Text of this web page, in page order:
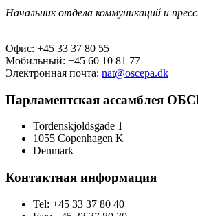
Начальник отдела коммуникаций и
Офис: +45 33 37 80 55
Мобильный: +45 60 10 81 77
Электронная почта: nat@oscepa.dk
Парламентская ассамблея
Tordenskjoldsgade 1
1055 Copenhagen K
Denmark
Контактная информация
Tel: +45 33 37 80 40